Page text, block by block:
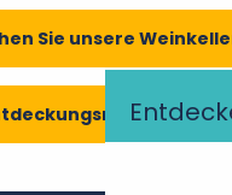
Sie unsere
in